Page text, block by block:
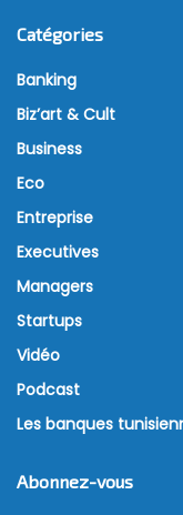
Catégories
Banking
Biz’art & Cult
Business
Eco
Entreprise
Executives
Managers
Startups
Vidéo
Podcast
Les banques
Abonnez-vous